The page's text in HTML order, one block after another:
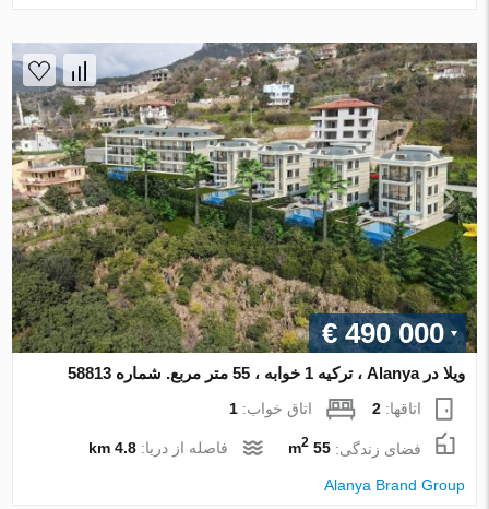
€ 490 000
ویلا در Alanya ، ترکیه 1 خوابه ، 55 متر مربع. شماره 58813
اتاقها:2 اتاق خواب:1
فضای زندگی:55 m
2 فاصله از دریا:4.8 km
Alanya Brand Group